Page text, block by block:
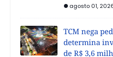
agosto 01,
TCM nega
determina
de R$ 3,6